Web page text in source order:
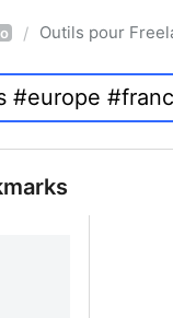
/ Outils pour